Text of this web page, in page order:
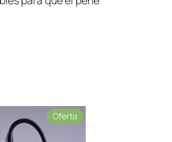
OfertaProducto
en